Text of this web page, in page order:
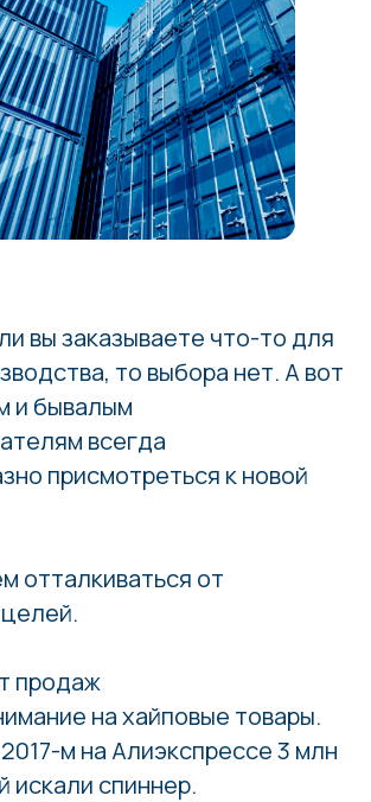
вы заказываете что-то для
то выбора нет. А вот
и бывалым
всегда
присмотреться к новой
отталкиваться от
продаж
на хайповые товары.
м на Алиэкспрессе 3 млн
искали спиннер.